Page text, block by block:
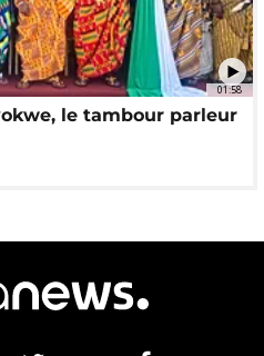
01:58
le tambour parleur